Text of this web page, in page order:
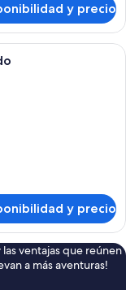
y precio
de hotel con cama,
y precio
ventajas que reúnen
a más aventuras!